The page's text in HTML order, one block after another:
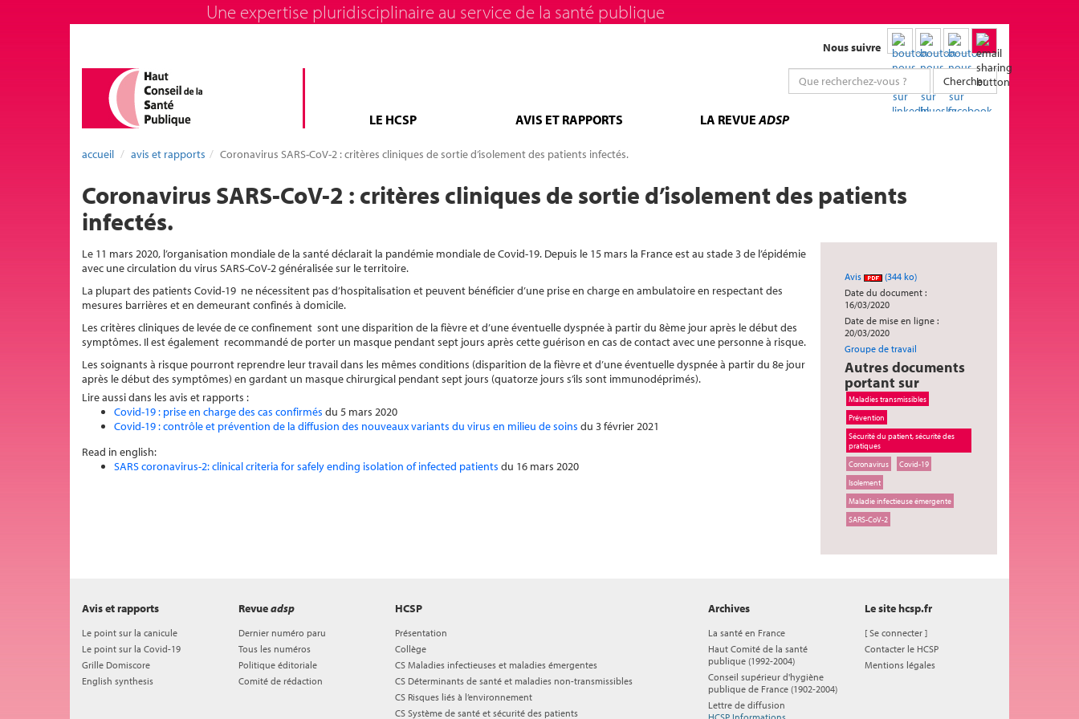
Une expertise pluridisciplinaire au service de la santé publique
Nous suivre
Chercher
LE HCSP AVIS ET RAPPORTS LA REVUEADSP
accueil avis et rapports Coronavirus SARS-CoV-2 : critères cliniques de sortie d’isolement des patients infectés.
Coronavirus SARS-CoV-2 : critères cliniques de sortie d’isolement des patients
infectés.
Avis
(344 ko)
Date du document :
16/03/2020
Date de mise en ligne :
20/03/2020
Groupe de travail
Autres documents
portant sur
Maladies transmissibles
Prévention
Sécurité du patient, sécurité des
pratiques
Coronavirus
Covid-19
Isolement
Maladie infectieuse émergente
SARS-CoV-2
Le 11 mars 2020, l’organisation mondiale de la santé déclarait la pandémie mondiale de Covid-19. Depuis le 15 mars la France est au stade 3 de l’épidémie
avec une circulation du virus SARS-CoV-2 généralisée sur le territoire.
La plupart des patients Covid-19 ne nécessitent pas d’hospitalisation et peuvent bénéficier d’une prise en charge en ambulatoire en respectant des
mesures barrières et en demeurant confinés à domicile.
Les critères cliniques de levée de ce confinement sont une disparition de la fièvre et d’une éventuelle dyspnée à partir du 8ème jour après le début des
symptômes. Il est également recommandé de porter un masque pendant sept jours après cette guérison en cas de contact avec une personne à risque.
Les soignants à risque pourront reprendre leur travail dans les mêmes conditions (disparition de la fièvre et d’une éventuelle dyspnée à partir du 8e jour
après le début des symptômes) en gardant un masque chirurgical pendant sept jours (quatorze jours s’ils sont immunodéprimés).
Lire aussi dans les avis et rapports :
Covid-19 : prise en charge des cas confirmés du 5 mars 2020
Covid-19 : contrôle et prévention de la diffusion des nouveaux variants du virus en milieu de soins du 3 février 2021
Read in english:
SARS coronavirus-2: clinical criteria for safely ending isolation of infected patients du 16 mars 2020
HCSP
Présentation
Collège
CS Maladies infectieuses et maladies émergentes
CS Déterminants de santé et maladies non-transmissibles
CS Risques liés à l’environnement
CS Système de santé et sécurité des patients
Avis et rapports
Le point sur la canicule
Le point sur la Covid-19
Grille Domiscore
English synthesis
Revueadsp
Dernier numéro paru
Tous les numéros
Politique éditoriale
Comité de rédaction
Archives
La santé en France
Haut Comité de la santé
publique (1992-2004)
Conseil supérieur d'hygiène
publique de France (1902-2004)
Lettre de diffusion
Le site hcsp.fr
[Se connecter ]
Contacter le HCSP
Mentions légales